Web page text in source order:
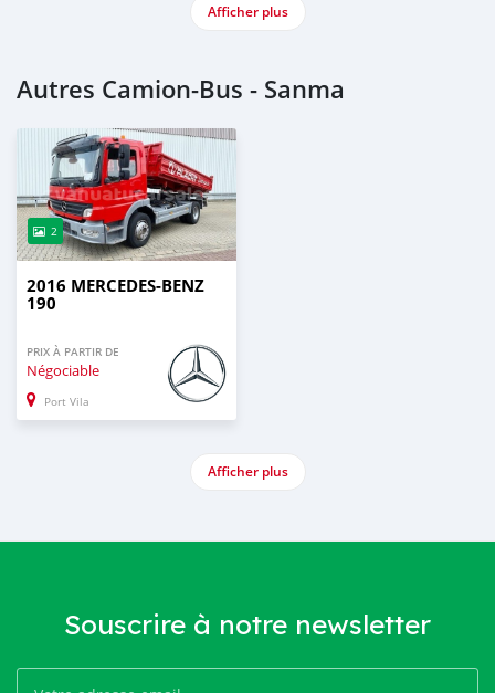
Afficher plus
Autres Camion‒Bus - Sanma
2
2016 MERCEDES-BENZ
190
PRIX À PARTIR DE
Négociable
Port Vila
Afficher plus
Souscrire à notre newsletter